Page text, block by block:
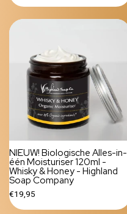
NIEUW! Biologische Alles-in-
één Moisturiser 120ml -
Whisky & Honey - Highland
Soap Company
€19,95